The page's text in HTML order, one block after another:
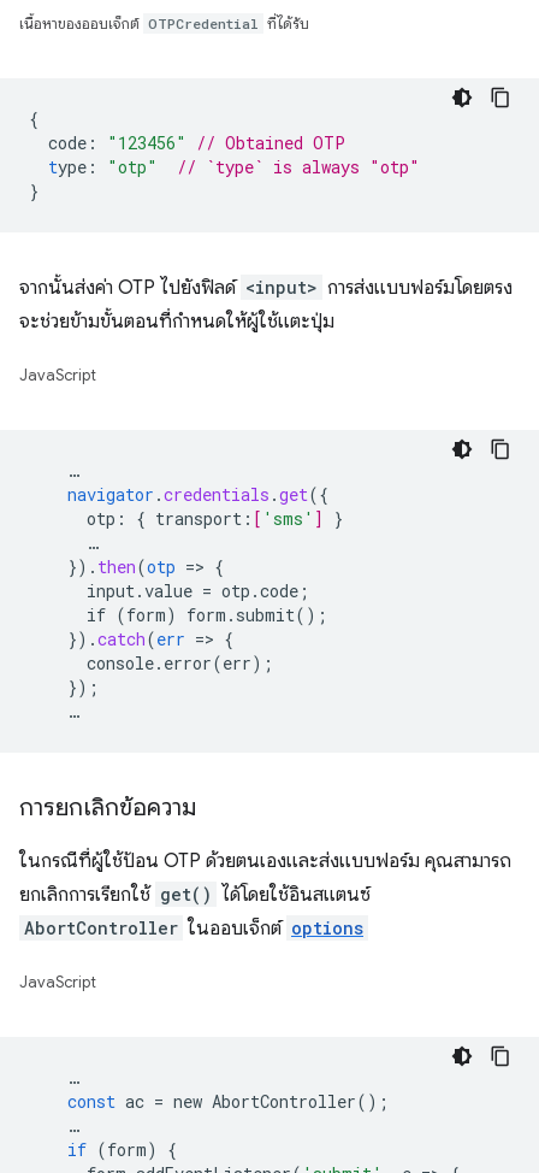
เนื้อหาของออบเจ็กต์ OTPCredential ที่ได้รับ
{
code : "123456"
// Obtained OTP
type : "otp"
// `type` is always "otp"
}
จากนั้นส่งค่า OTP ไปยังฟิลด์ <input> การส่งแบบฟอร์มโดยตรง
จะช่วยข้ามขั้นตอนที่กำหนดให้ผู้ใช้แตะปุ่ม
JavaScript
…
navigator .credentials .get({
otp : { transport : [ 'sms' ]
}
…
}) . then(otp => {
input.value = otp.code ;
if (form) form.submit() ;
}) .catch(err => {
console.error(err) ;
});
…
การยกเลิกข้อความ
ในกรณีที่ผู้ใช้ป้อน OTP ด้วยตนเองและส่งแบบฟอร์ม คุณสามารถ
ยกเลิกการเรียกใช้ get() ได้โดยใช้อินสแตนซ์
AbortController ในออบเจ็กต์ options
JavaScript
…
const ac = new AbortController();
…
if (form)
{